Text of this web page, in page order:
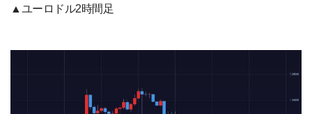
▲ユーロドル2時間足